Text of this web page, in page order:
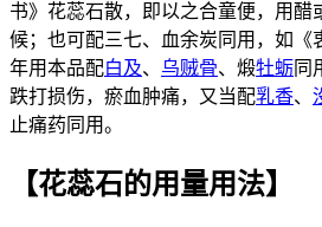
书》花蕊石散，即以之合童便，用醋
候；也可配三七、血余炭同用，如《
年用本品配白及、 乌贼骨、煅牡蛎同
跌打损伤，瘀血肿痛，又当配乳香、
止痛药同用。
【花蕊石的用量用法】